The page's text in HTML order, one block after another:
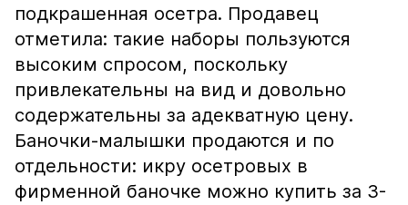
подкрашенная осетра. Продавец
отметила: такие наборы пользуются
высоким спросом, поскольку
привлекательны на вид и довольно
содержательны за адекватную цену.
Баночки-малышки продаются и по
отдельности: икру осетровых в
фирменной баночке можно купить за 3-